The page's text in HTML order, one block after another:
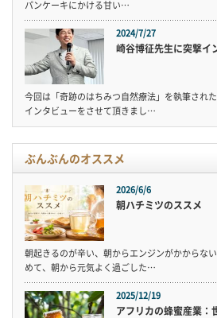
パンケーキにかける甘い…
2024/7/27
崎谷博征先生に突撃イ
今回は「奇跡のはちみつ自然療法」を執筆され
インタビューをさせて頂きまし…
ぶんぶんのオススメ
2026/6/6
朝ハチミツのススメ
朝起きるのが辛い、朝からエンジンがかからな
めて、朝から元気よく過ごした…
2025/12/19
アフリカの蜂蜜産業：